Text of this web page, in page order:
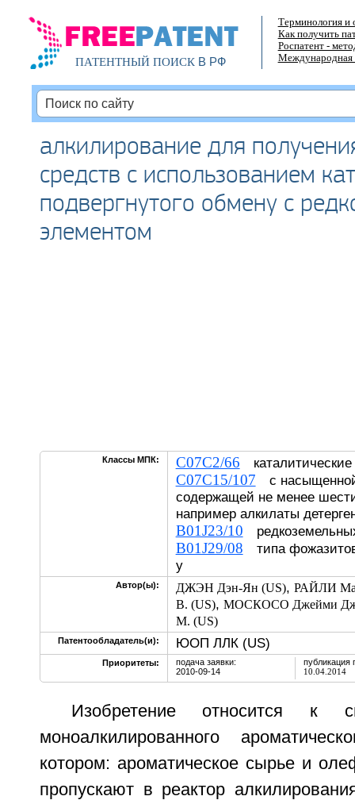
ПАТЕНТНЫЙ ПОИСКВ РФ
Терминология и
Как получить
Роспатент -
Международная
алкилирование для
средств с использованием
подвергнутого обмену с
элементом
Классы МПК: C07C2/66
C07C15/107 с
содержащей не менее
например алкилаты
B01J23/10
B01J29/08 типа
у
Автор(ы): ДЖЭН Дэн-Ян (US), РАЙЛИ
В. (US), МОСКОСО Джейми
М. (US)
Патентообладатель(и): ЮОП ЛЛК (US)
Приоритеты:
подача заявки:
2010-09-14
публикация
10.04.2014
Изобретение относится к
моноалкилированного
котором: ароматическое сырье и
пропускают в реактор